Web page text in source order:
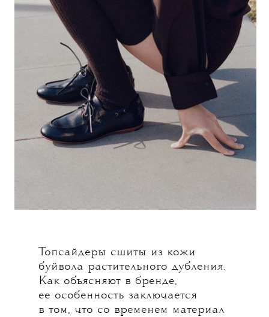
Топсайдеры сшиты из кожи
буйвола растительного дубления.
Как объясняют в бренде,
ее особенность заключается
в том, что со временем материал